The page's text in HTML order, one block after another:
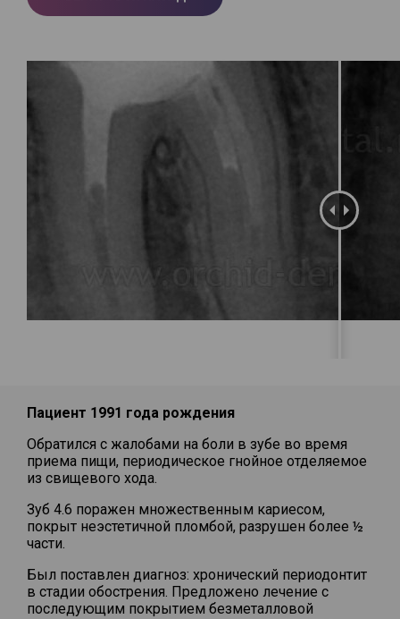
Пациент 1991 года рождения
Обратился с жалобами на боли в зубе во время
приема пищи, периодическое гнойное отделяемое
из свищевого хода.
Зуб 4.6 поражен множественным кариесом,
покрыт неэстетичной пломбой, разрушен более ½
части.
Был поставлен диагноз: хронический периодонтит
в стадии обострения. Предложено лечение с
последующим покрытием безметалловой